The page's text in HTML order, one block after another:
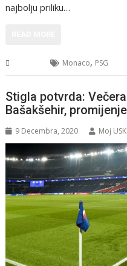
najbolju priliku…
Monaco, PSG
Stigla potvrda:
Bašakšehir,
9 Decembra, 2020 Moj USK